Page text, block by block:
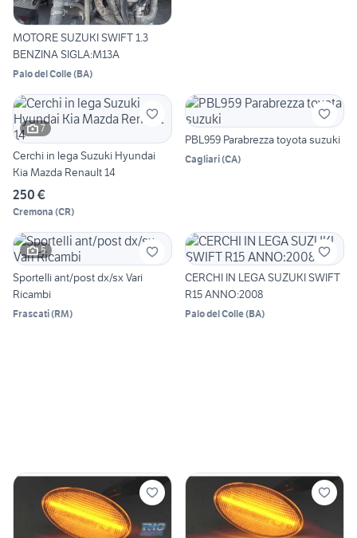
MOTORE SUZUKI SWIFT 1.3
BENZINA SIGLA:M13A
Palo del Colle(BA)
7
Cerchi in lega Suzuki Hyundai
Kia Mazda Renault 14
250 €
Cremona (CR)
PBL959 Parabrezza toyota suzuki
Cagliari(CA)
5
Sportelli ant/post dx/sx Vari
Ricambi
Frascati(RM)
CERCHI IN LEGA SUZUKI SWIFT
R15 ANNO:2008
Palo del Colle(BA)